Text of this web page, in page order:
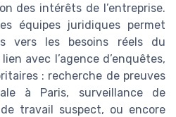
des intérêts de l’entreprise.
équipes juridiques permet
vers les besoins réels du
avec l’agence d’enquêtes,
: recherche de preuves
à Paris, surveillance de
travail suspect, ou encore